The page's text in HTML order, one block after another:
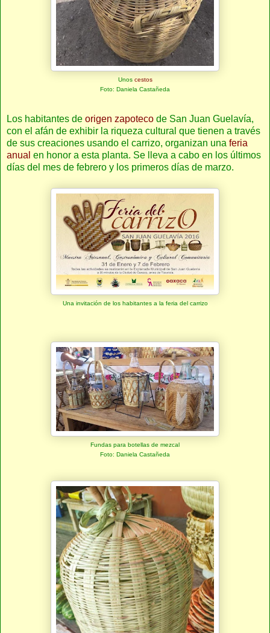
Unos cestos
Foto: Daniela Castañeda
Los habitantes de origen zapoteco de San Juan Guelavía,
con el afán de exhibir la riqueza cultural que tienen a través
de sus creaciones usando el carrizo, organizan una feria
anual en honor a esta planta. Se lleva a cabo en los últimos
días del mes de febrero y los primeros días de marzo.
Una invitación de los habitantes a la feria del carrizo
Fundas para botellas de mezcal
Foto: Daniela Castañeda